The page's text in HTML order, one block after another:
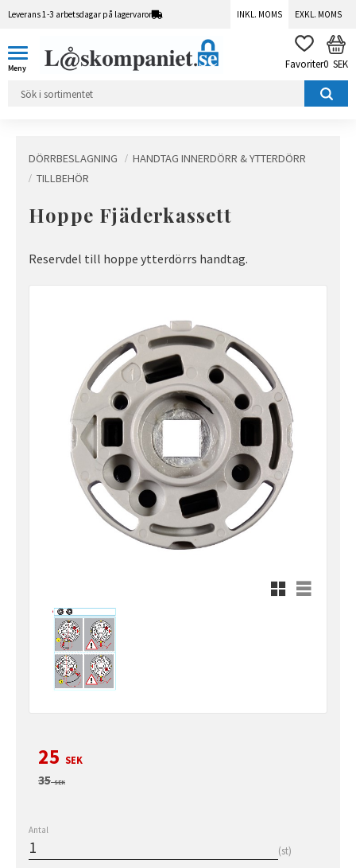
Leverans 1-3 arbetsdagar på lagervaror INKL. MOMS EXKL. MOMS
FAVORITER
0 SEK
DÖRRBESLAGNING
HANDTAG INNERDÖRR & YTTERDÖRR
TILLBEHÖR
Hoppe Fjäderkassett
Reservdel till hoppe ytterdörrs handtag.
Rutnätsvy
Listvy
Nedsatt pris:
25 SEK
Ordinarie pris:
35SEK
Antal
st